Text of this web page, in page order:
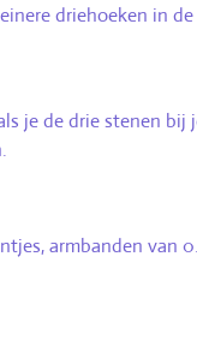
driehoeken in
je de drie stenen
armbanden van